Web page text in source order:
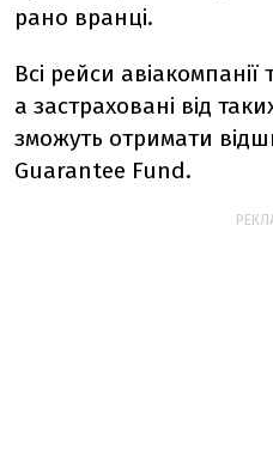
рано вранці.
Всі рейси
а застраховані від
зможуть отримати
Guarantee Fund.